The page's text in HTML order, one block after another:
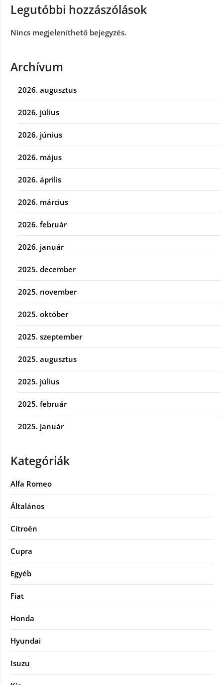
Legutóbbi hozzászólások
Nincs megjeleníthető bejegyzés.
Archívum
2026. augusztus
2026. július
2026. június
2026. május
2026. április
2026. március
2026. február
2026. január
2025. december
2025. november
2025. október
2025. szeptember
2025. augusztus
2025. július
2025. február
2025. január
Kategóriák
Alfa Romeo
Általános
Citroën
Cupra
Egyéb
Fiat
Honda
Hyundai
Isuzu